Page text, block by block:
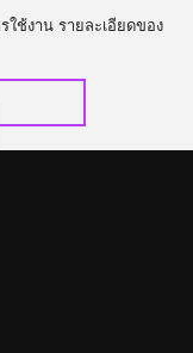
ใช้งาน รายละเอียดของ